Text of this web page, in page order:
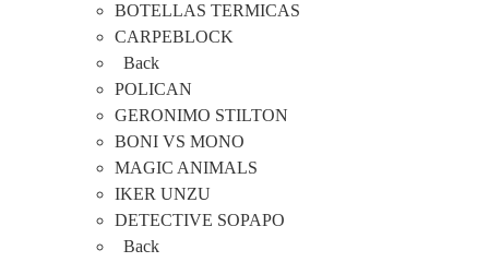
BOTELLAS TERMICAS
CARPEBLOCK
Back
POLICAN
GERONIMO STILTON
BONI VS MONO
MAGIC ANIMALS
IKER UNZU
DETECTIVE SOPAPO
Back